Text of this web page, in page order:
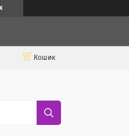
Кошик